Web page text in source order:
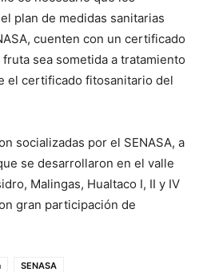
plan de medidas sanitarias
cuenten con un certificado
sea sometida a tratamiento
el certificado fitosanitario del
socializadas por el SENASA, a
se desarrollaron en el valle
Malingas, Hualtaco I, II y IV
gran participación de
SENASA